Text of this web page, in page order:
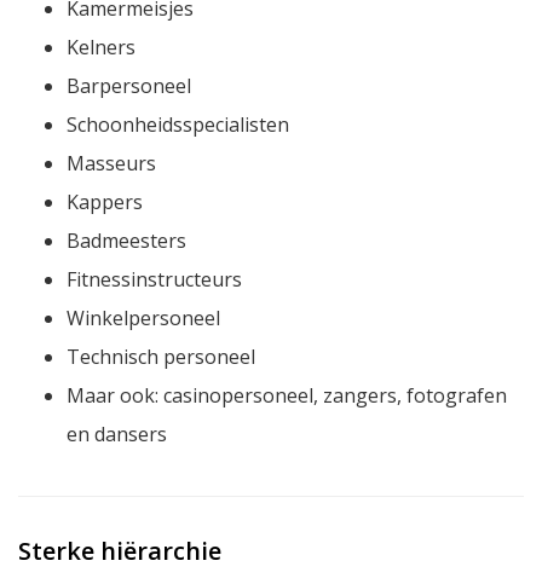
Kamermeisjes
Kelners
Barpersoneel
Schoonheidsspecialisten
Masseurs
Kappers
Badmeesters
Fitnessinstructeurs
Winkelpersoneel
Technisch personeel
Maar ook: casinopersoneel, zangers, fotografen
en dansers
Sterke hiërarchie